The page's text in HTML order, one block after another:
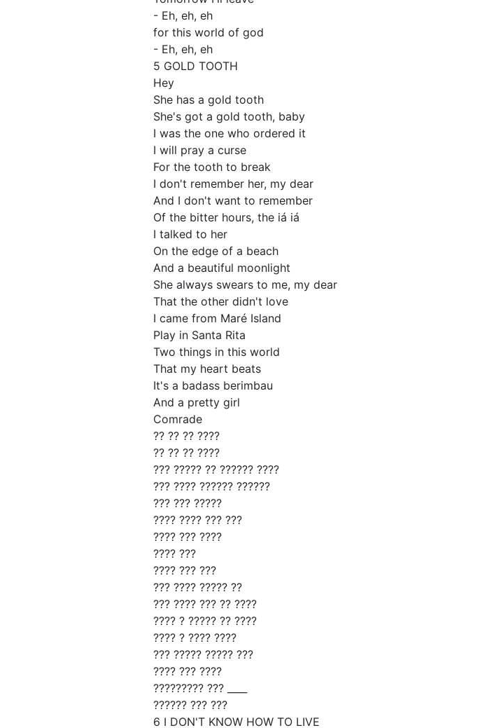
- Eh, eh, eh
for this world of god
- Eh, eh, eh
5 GOLD TOOTH
Hey
She has a gold tooth
She's got a gold tooth, baby
I was the one who ordered it
I will pray a curse
For the tooth to break
I don't remember her, my dear
And I don't want to remember
Of the bitter hours, the iá iá
I talked to her
On the edge of a beach
And a beautiful moonlight
She always swears to me, my dear
That the other didn't love
I came from Maré Island
Play in Santa Rita
Two things in this world
That my heart beats
It's a badass berimbau
And a pretty girl
Comrade
?? ?? ?? ????
?? ?? ?? ????
??? ????? ?? ?????? ????
??? ???? ?????? ??????
??? ??? ?????
???? ???? ??? ???
???? ??? ????
???? ???
???? ??? ???
??? ???? ????? ??
??? ???? ??? ?? ????
???? ? ????? ?? ????
???? ? ???? ????
??? ????? ????? ???
???? ??? ????
????????? ??? ____
?????? ??? ???
6 I DON'T KNOW HOW TO LIVE